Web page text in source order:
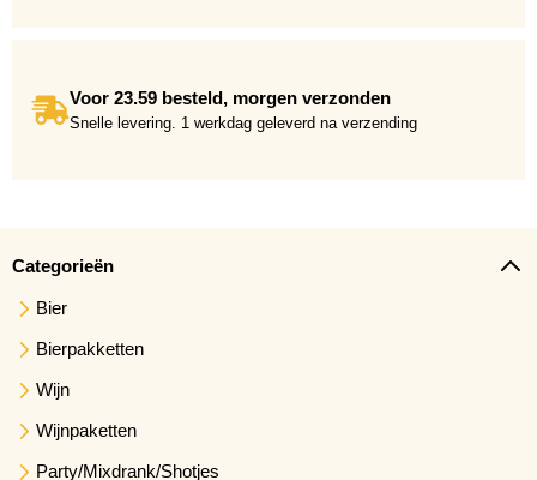
Voor 23.59 besteld, morgen verzonden
Snelle levering. 1 werkdag geleverd na verzending
Categorieën
Bier
Bierpakketten
Wijn
Wijnpaketten
Party/Mixdrank/Shotjes